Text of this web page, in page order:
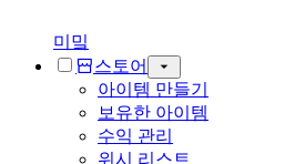
미밐
스토어
아이템 만들기
보유한 아이템
수익 관리
위시 리스트